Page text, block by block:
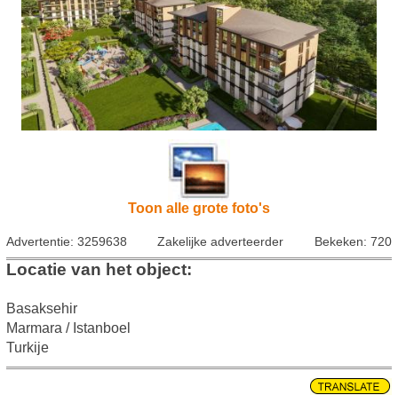
Toon alle grote foto's
Advertentie: 3259638 Zakelijke adverteerder Bekeken: 720
Locatie van het object:
Basaksehir
Marmara / Istanboel
Turkije